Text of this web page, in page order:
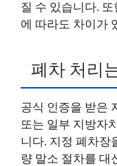
질 수 있습니다.
에 따라도 차이가
폐차 처리
공식 인증을 받은
또는 일부 지방자
니다. 지정 폐차장
량 말소 절차를 대